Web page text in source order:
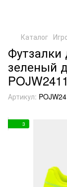
Каталог
Футзалки
зеленый
Артикул:
3